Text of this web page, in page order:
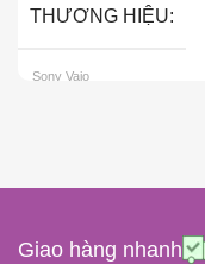
THƯƠNG HIỆU
Sony Vaio
Giao hàng nhanh